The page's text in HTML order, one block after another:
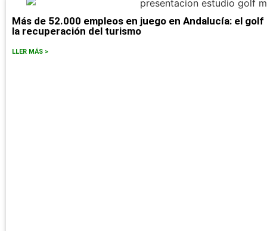
Más de 52.000 empleos en juego en Andalucía: el
la recuperación del turismo
LLER MÁS >